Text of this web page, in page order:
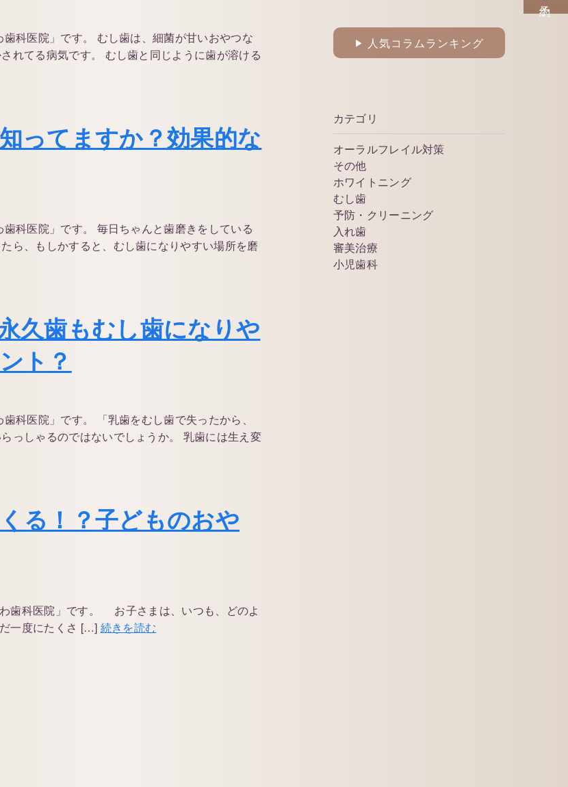
科医院」です。 むし歯は、細菌が甘いおやつな
れてる病気です。 むし歯と同じように歯が溶ける
ってますか？効果的な
科医院」です。 毎日ちゃんと歯磨きをしている
、もしかすると、むし歯になりやすい場所を磨
久歯もむし歯になりや
ト？
科医院」です。 「乳歯をむし歯で失ったから、
っしゃるのではないでしょうか。 乳歯には生え変
る！？子どものおや
歯科医院」です。 お子さまは、いつも、どのよ
一度にたくさ […] 続きを読む
▶ 人気コラムランキング
カテゴリ
オーラルフレイル対策
その他
ホワイトニング
むし歯
予防・クリーニング
入れ歯
審美治療
小児歯科